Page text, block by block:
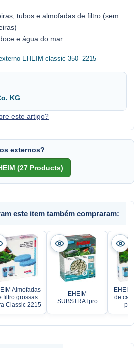
tubos e almofadas de filtro (sem
e água do mar
EHEIM classic 350 -2215-
KG
este artigo?
externos?
este item também compraram:
Almofadas
filtro grossas
Classic 2215
EHEIM
SUBSTRATpro
EHEIM
de
para